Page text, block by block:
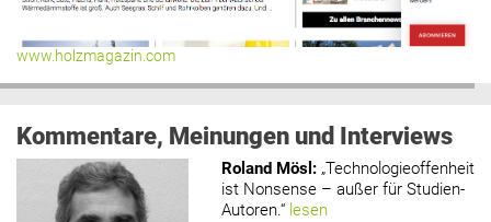
www.holzmagazin.com
Kommentare, Meinungen und Interviews
Roland Mösl : „Technologieoffenheit
ist Nonsense – außer für Studien-
Autoren.“ lesen